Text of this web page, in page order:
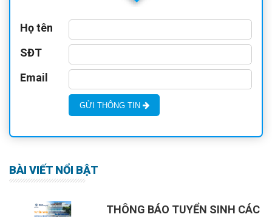
Họ tên
SĐT
Email
GỬI THÔNG TIN
BÀI VIẾT NỔI BẬT
THÔNG BÁO TUYỂN SINH CÁC